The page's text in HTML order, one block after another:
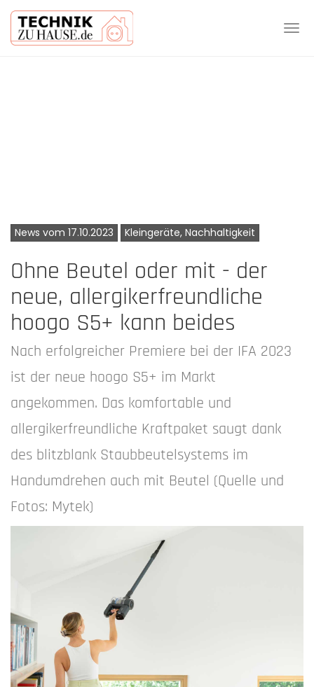
News vom 17.10.2023 Kleingeräte, Nachhaltigkeit
Ohne Beutel oder mit - der
neue, allergikerfreundliche
hoogo S5+ kann beides
Nach erfolgreicher Premiere bei der IFA 2023
ist der neue hoogo S5+ im Markt
angekommen. Das komfortable und
allergikerfreundliche Kraftpaket saugt dank
des blitzblank Staubbeutelsystems im
Handumdrehen auch mit Beutel (Quelle und
Fotos: Mytek)